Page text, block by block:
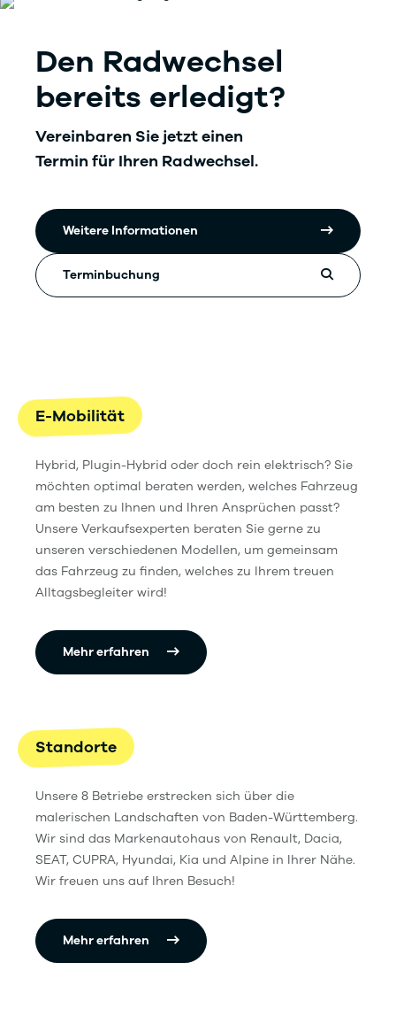
Den Radwechsel
bereits erledigt?
Vereinbaren Sie jetzt einen
Termin für Ihren Radwechsel.
Weitere Informationen
Terminbuchung
E-Mobilität
Hybrid, Plugin-Hybrid oder doch rein elektrisch? Sie
möchten optimal beraten werden, welches Fahrzeug
am besten zu Ihnen und Ihren Ansprüchen passt?
Unsere Verkaufsexperten beraten Sie gerne zu
unseren verschiedenen Modellen, um gemeinsam
das Fahrzeug zu finden, welches zu Ihrem treuen
Alltagsbegleiter wird!
Mehr erfahren
Standorte
Unsere 8 Betriebe erstrecken sich über die
malerischen Landschaften von Baden-Württemberg.
Wir sind das Markenautohaus von Renault, Dacia,
SEAT, CUPRA, Hyundai, Kia und Alpine in Ihrer Nähe.
Wir freuen uns auf Ihren Besuch!
Mehr erfahren